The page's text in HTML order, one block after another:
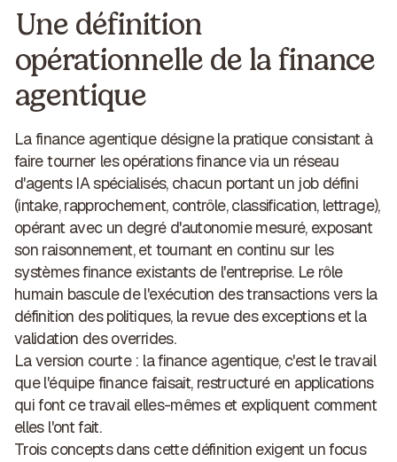
Une définition
opérationnelle de la finance
agentique
La finance agentiquedésigne la pratique consistant à
faire tourner les opérations finance via un réseau
d'agents IA spécialisés, chacun portant un job défini
(intake, rapprochement, contrôle, classification, lettrage),
opérant avec un degré d'autonomie mesuré, exposant
son raisonnement, et tournant en continu sur les
systèmes finance existants de l'entreprise. Le rôle
humain bascule de l'exécution des transactions vers la
définition des politiques, la revue des exceptions et la
validation des overrides.
La version courte : la finance agentique, c'est le travail
que l'équipe finance faisait, restructuré en applications
qui font ce travail elles-mêmes et expliquent comment
elles l'ont fait.
Trois concepts dans cette définition exigent un focus